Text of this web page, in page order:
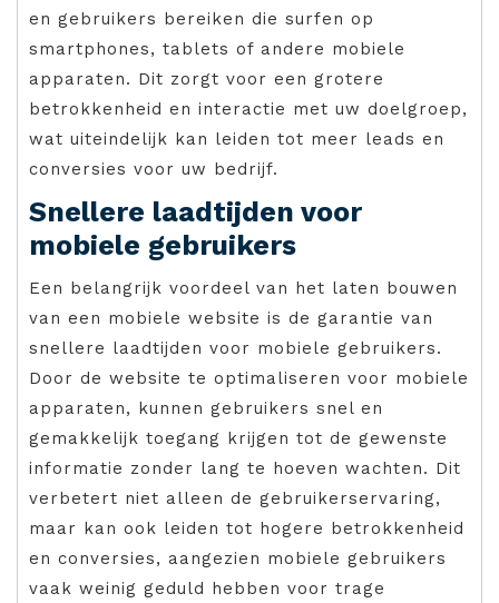
en gebruikers bereiken die surfen op
smartphones, tablets of andere mobiele
apparaten. Dit zorgt voor een grotere
betrokkenheid en interactie met uw doelgroep,
wat uiteindelijk kan leiden tot meer leads en
conversies voor uw bedrijf.
Snellere laadtijden voor
mobiele gebruikers
Een belangrijk voordeel van het laten bouwen
van een mobiele website is de garantie van
snellere laadtijden voor mobiele gebruikers.
Door de website te optimaliseren voor mobiele
apparaten, kunnen gebruikers snel en
gemakkelijk toegang krijgen tot de gewenste
informatie zonder lang te hoeven wachten. Dit
verbetert niet alleen de gebruikerservaring,
maar kan ook leiden tot hogere betrokkenheid
en conversies, aangezien mobiele gebruikers
vaak weinig geduld hebben voor trage